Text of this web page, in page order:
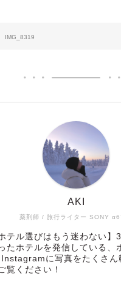
IMG_8319
薬剤師 / 旅行ライター SONY
AKI
テル選びはもう迷わない】
たホテルを発信している、
に写真をたくさん
覧ください！